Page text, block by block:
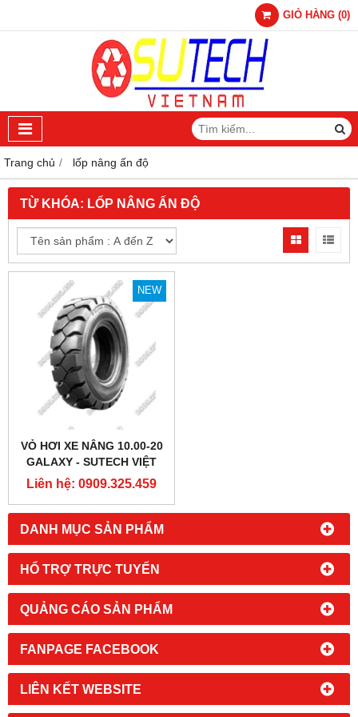
GIỎ HÀNG (0)
Trang chủ lốp nâng ấn độ
DANH MỤC SẢN PHẨM
HỔ TRỢ TRỰC TUYẾN
QUẢNG CÁO SẢN PHẨM
FANPAGE FACEBOOK
LIÊN KẾT WEBSITE
TỪ KHÓA: LỐP NÂNG ẤN ĐỘ
NEW
VỎ HƠI XE NÂNG 10.00-20
GALAXY - SUTECH VIỆT
NAM
Liên hệ: 0909.325.459